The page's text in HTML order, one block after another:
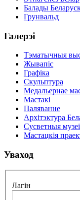
Балады
Грунвальд
Галерэі
Тэматычныя
Жывапіс
Графіка
Скульптура
Медальернае
Мастакі
Паляванне
Архітэктура
Сусветныя музеі
Мастацкія
Уваход
Лагін